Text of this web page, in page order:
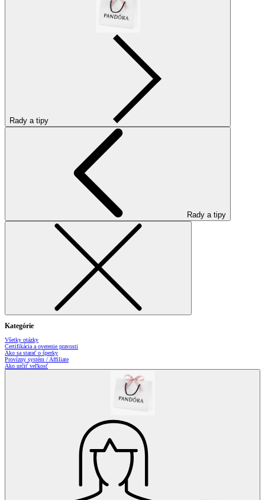
Rady a tipy
Rady a tipy
Kategórie
Všetky otázky
Certifikácia a overenie pravosti
Ako sa starať o šperky
Provízny systém / Affiliate
Ako určiť veľkosť